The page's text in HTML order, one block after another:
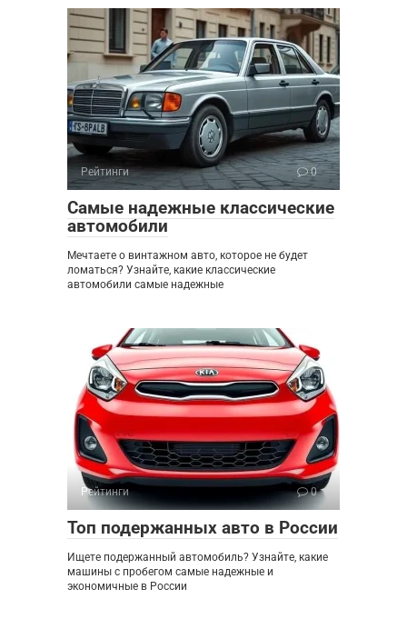
Рейтинги 0
Самые надежные классические
автомобили
Мечтаете о винтажном авто, которое не будет
ломаться? Узнайте, какие классические
автомобили самые надежные
Рейтинги 0
Топ подержанных авто в России
Ищете подержанный автомобиль? Узнайте, какие
машины с пробегом самые надежные и
экономичные в России